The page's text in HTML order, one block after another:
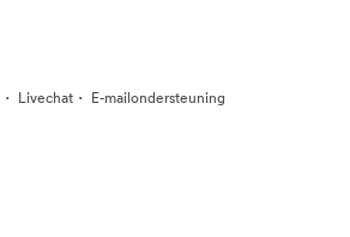
· Livechat · E-mailondersteuning